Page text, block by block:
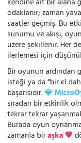
odaklanır; zaman
saatler geçmiş. Bu
sunumu ve akışı,
üzere şekillenir. Her
ilerlemesi için
Bir oyunun ardından
isteği ya da “bir el
başarısıdır.💎
sıradan bir etkinlik
tekrar tekrar
Burada oyun
zamanla biraşka 💖